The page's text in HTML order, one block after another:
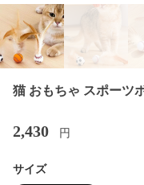
猫 おもちゃ スポーツ
2,430 円
サイズ